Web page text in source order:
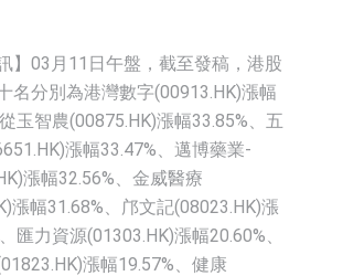
】03月11日午盤，截至發稿，港股
名分別為港灣數字(00913.HK)漲幅
玉智農(00875.HK)漲幅33.85%、五
漲幅33.47%、邁博藥業-
漲幅32.56%、金威醫療
漲幅31.68%、邝文記(08023.HK)漲
匯力資源(01303.HK)漲幅20.60%、
漲幅19.57%、健康